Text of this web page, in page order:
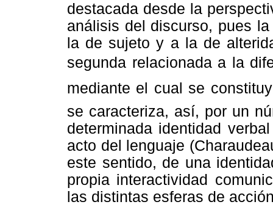
destacada desde la
análisis del discurso, pues
la de sujeto y a la de
segunda relacionada a la
mediante el cual se
se caracteriza, así, por un
determinada identidad
acto del lenguaje
este sentido, de una
propia interactividad
las distintas esferas de